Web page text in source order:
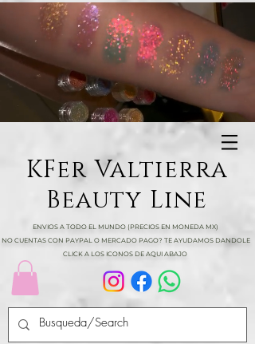
KFer Valtierra
Beauty Line
ENVIOS A TODO EL MUNDO (PRECIOS EN MONEDA MX)
NO CUENTAS CON PAYPAL O MERCADO PAGO? TE AYUDAMOS DANDOLE
CLICK A LOS ICONOS DE AQUI ABAJO